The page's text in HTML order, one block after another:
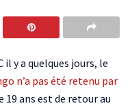
il y a quelques jours, le
n’a pas été retenu par
19 ans est de retour au